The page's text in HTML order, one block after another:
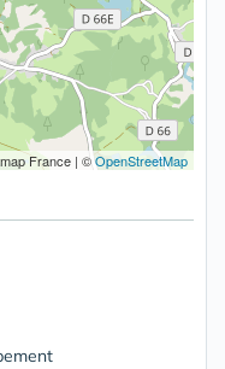
France | ©OpenStreetMap